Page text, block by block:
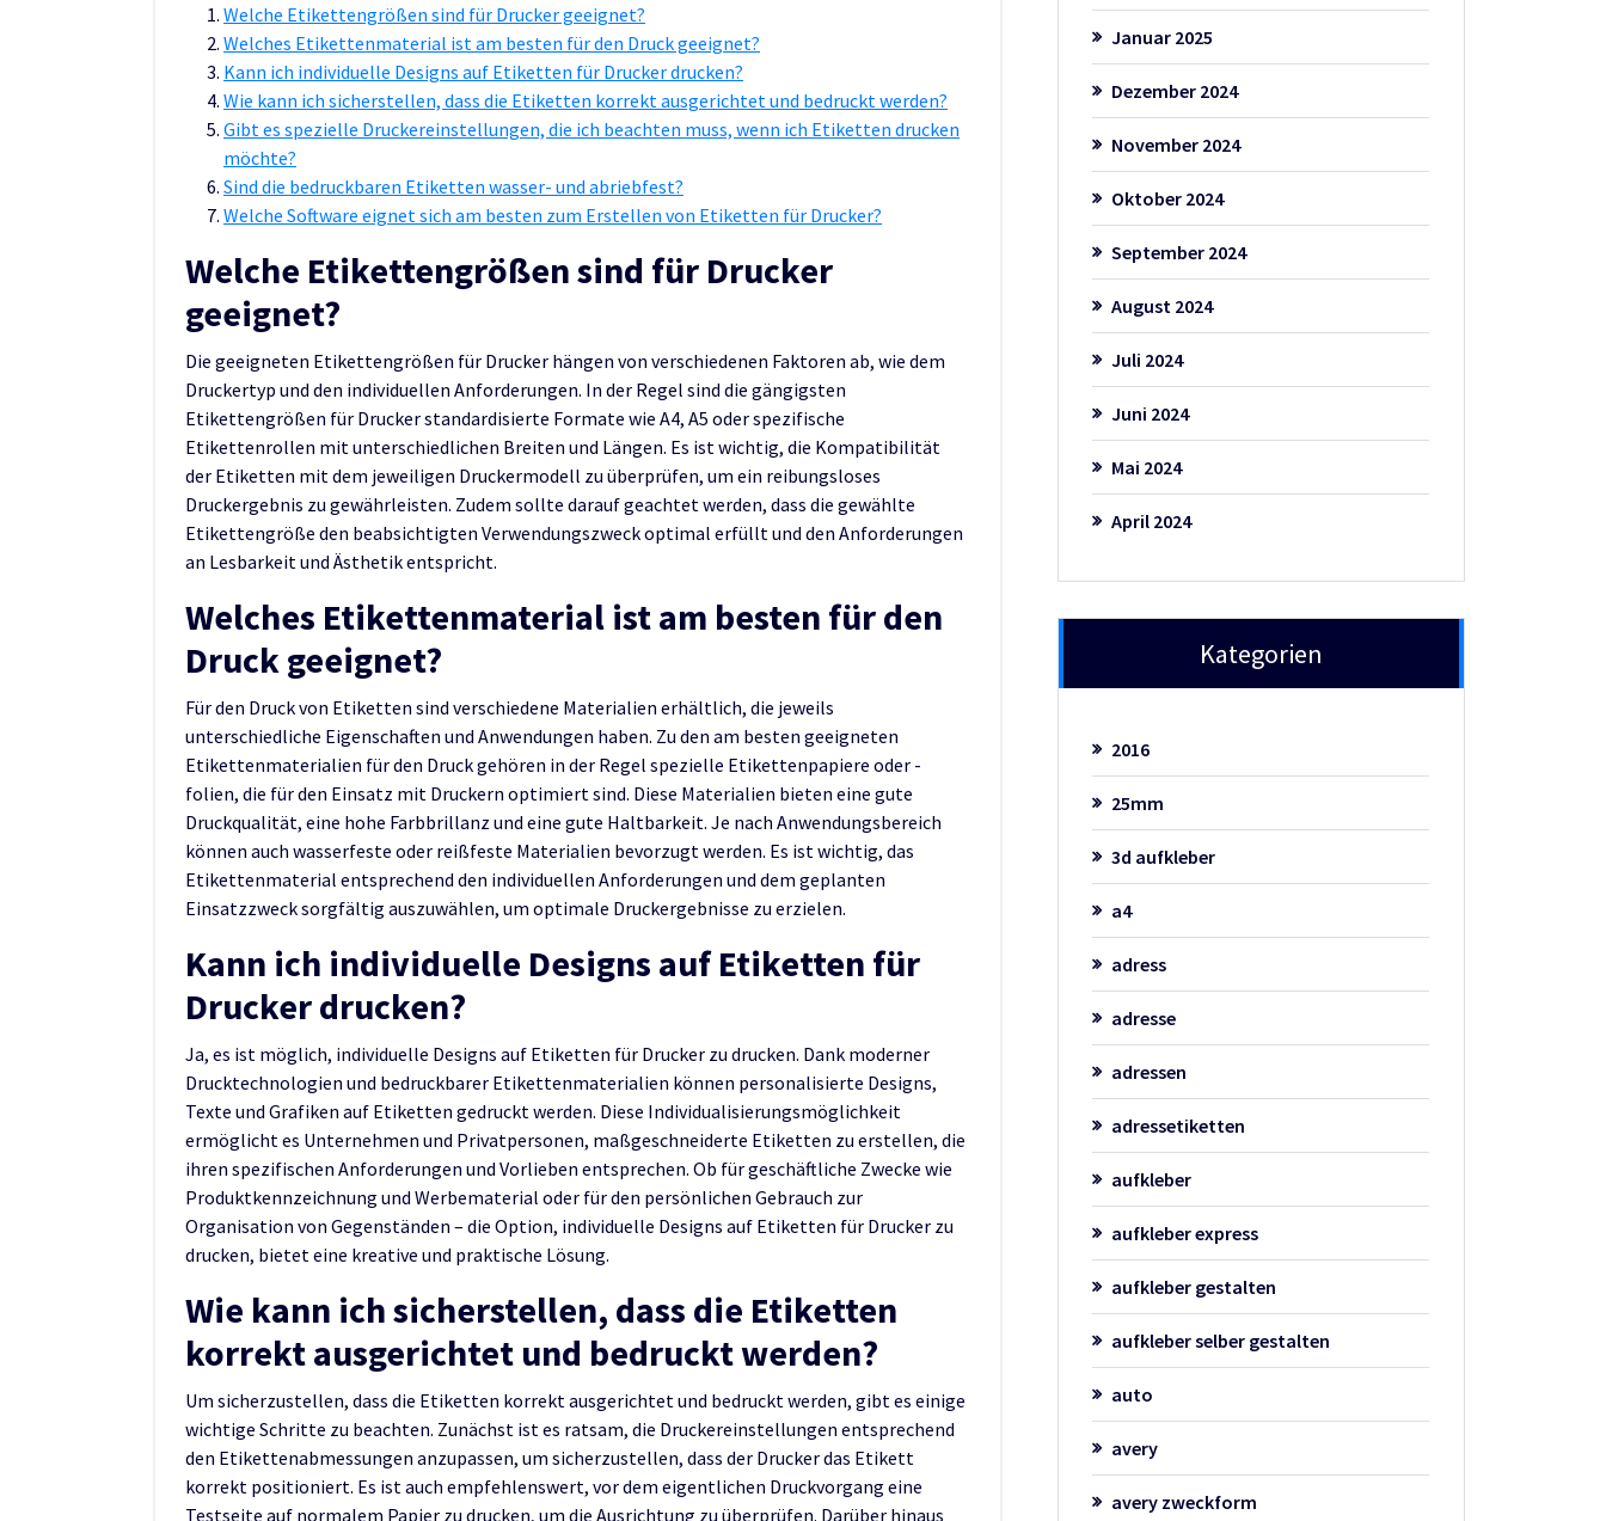
Welche Etikettengrößen sind für Drucker geeignet?
Welches Etikettenmaterial ist am besten für den Druck geeignet?
Kann ich individuelle Designs auf Etiketten für Drucker drucken?
Wie kann ich sicherstellen, dass die Etiketten korrekt ausgerichtet und bedruckt werden?
Gibt es spezielle Druckereinstellungen, die ich beachten muss, wenn ich Etiketten drucken
möchte?
Sind die bedruckbaren Etiketten wasser- und abriebfest?
Welche Software eignet sich am besten zum Erstellen von Etiketten für Drucker?
Welche Etikettengrößen sind für Drucker
geeignet?
Die geeigneten Etikettengrößen für Drucker hängen von verschiedenen Faktoren ab, wie dem
Druckertyp und den individuellen Anforderungen. In der Regel sind die gängigsten
Etikettengrößen für Drucker standardisierte Formate wie A4, A5 oder spezifische
Etikettenrollen mit unterschiedlichen Breiten und Längen. Es ist wichtig, die Kompatibilität
der Etiketten mit dem jeweiligen Druckermodell zu überprüfen, um ein reibungsloses
Druckergebnis zu gewährleisten. Zudem sollte darauf geachtet werden, dass die gewählte
Etikettengröße den beabsichtigten Verwendungszweck optimal erfüllt und den Anforderungen
an Lesbarkeit und Ästhetik entspricht.
Welches Etikettenmaterial ist am besten für den
Druck geeignet?
Für den Druck von Etiketten sind verschiedene Materialien erhältlich, die jeweils
unterschiedliche Eigenschaften und Anwendungen haben. Zu den am besten geeigneten
Etikettenmaterialien für den Druck gehören in der Regel spezielle Etikettenpapiere oder -
folien, die für den Einsatz mit Druckern optimiert sind. Diese Materialien bieten eine gute
Druckqualität, eine hohe Farbbrillanz und eine gute Haltbarkeit. Je nach Anwendungsbereich
können auch wasserfeste oder reißfeste Materialien bevorzugt werden. Es ist wichtig, das
Etikettenmaterial entsprechend den individuellen Anforderungen und dem geplanten
Einsatzzweck sorgfältig auszuwählen, um optimale Druckergebnisse zu erzielen.
Kann ich individuelle Designs auf Etiketten für
Drucker drucken?
Ja, es ist möglich, individuelle Designs auf Etiketten für Drucker zu drucken. Dank moderner
Drucktechnologien und bedruckbarer Etikettenmaterialien können personalisierte Designs,
Texte und Grafiken auf Etiketten gedruckt werden. Diese Individualisierungsmöglichkeit
ermöglicht es Unternehmen und Privatpersonen, maßgeschneiderte Etiketten zu erstellen, die
ihren spezifischen Anforderungen und Vorlieben entsprechen. Ob für geschäftliche Zwecke wie
Produktkennzeichnung und Werbematerial oder für den persönlichen Gebrauch zur
Organisation von Gegenständen – die Option, individuelle Designs auf Etiketten für Drucker zu
drucken, bietet eine kreative und praktische Lösung.
Wie kann ich sicherstellen, dass die Etiketten
korrekt ausgerichtet und bedruckt werden?
Um sicherzustellen, dass die Etiketten korrekt ausgerichtet und bedruckt werden, gibt es einige
wichtige Schritte zu beachten. Zunächst ist es ratsam, die Druckereinstellungen entsprechend
den Etikettenabmessungen anzupassen, um sicherzustellen, dass der Drucker das Etikett
korrekt positioniert. Es ist auch empfehlenswert, vor dem eigentlichen Druckvorgang eine
Testseite auf normalem Papier zu drucken, um die Ausrichtung zu überprüfen. Darüber hinaus
Januar 2025
Dezember 2024
November 2024
Oktober 2024
September 2024
August 2024
Juli 2024
Juni 2024
Mai 2024
April 2024
Kategorien
2016
25mm
3d aufkleber
a4
adress
adresse
adressen
adressetiketten
aufkleber
aufkleber express
aufkleber gestalten
aufkleber selber gestalten
auto
avery
avery zweckform